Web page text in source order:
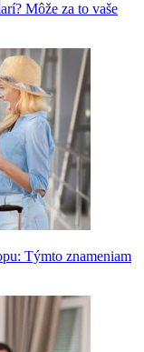
Môže za to vaše
Týmto znameniam